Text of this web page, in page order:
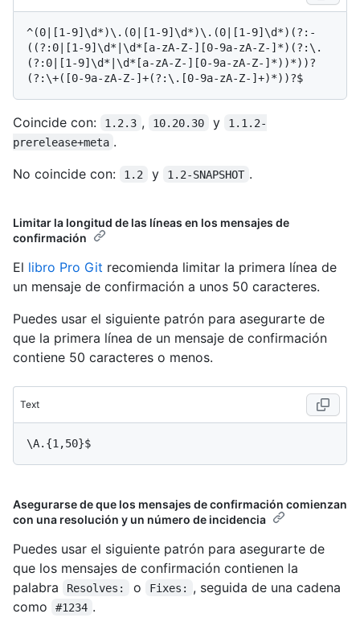
^(0|[1-9]\d*)\.(0|[1-9]\d*)\.(0|[1-9]\d*)(?:-
((?:0|[1-9]\d*|\d*[a-zA-Z-][0-9a-zA-Z-]*)(?:\.
(?:0|[1-9]\d*|\d*[a-zA-Z-][0-9a-zA-Z-]*))*))?
Coincide con: 1.2.3 , 10.20.30 y
1.1.2-
prerelease+meta .
No coincide con:
1.2 y 1.2-SNAPSHOT .
Limitar la longitud de las líneas en los mensajes de
confirmación
El libro Pro Git recomienda limitar la primera línea de
un mensaje de confirmación a unos 50 caracteres.
Puedes usar el siguiente patrón para asegurarte de
que la primera línea de un mensaje de confirmación
contiene 50 caracteres o menos.
Text
Asegurarse de que los mensajes de confirmación comienzan
con una resolución y un número de incidencia
Puedes usar el siguiente patrón para asegurarte de
que los mensajes de confirmación contienen la
palabra
Resolves: o Fixes:
, seguida de una cadena
como
#1234 .